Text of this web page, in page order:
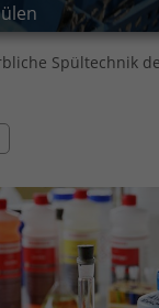
Spültechnik